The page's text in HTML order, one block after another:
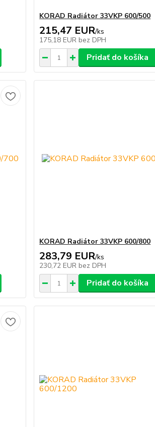
KORAD Radiátor 33VKP 600/500
215,47 EUR/ks
175,18 EUR bez DPH
Pridať do košíka
KORAD Radiátor 33VKP 600/800
283,79 EUR/ks
230,72 EUR bez DPH
Pridať do košíka